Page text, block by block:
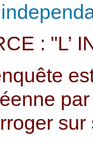
: "L’